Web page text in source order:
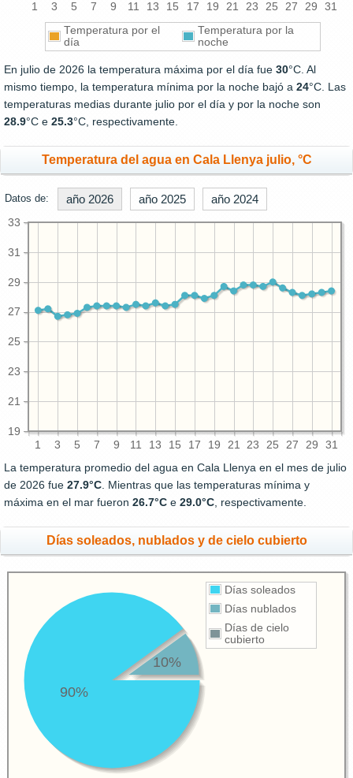
1 3 5 7 9 11 13 15 17 19 21 23 25 27 29 31
Temperatura por el
día
Temperatura por la
noche
En julio de 2026 la temperatura máxima por el día fue 30°C. Al
mismo tiempo, la temperatura mínima por la noche bajó a 24°C. Las
temperaturas medias durante julio por el día y por la noche son
28.9°C e 25.3°C, respectivamente.
Temperatura del agua en Cala Llenya julio, °C
Datos de: año 2026 año 2025 año 2024
1 3 5 7 9 11 13 15 17 19 21 23 25 27 29 31
19
21
23
25
27
29
31
33
La temperatura promedio del agua en Cala Llenya en el mes de julio
de 2026 fue 27.9°C. Mientras que las temperaturas mínima y
máxima en el mar fueron 26.7°C e 29.0°C, respectivamente.
Días soleados, nublados y de cielo cubierto
Días soleados
Días nublados
Días de cielo
cubierto
90%
10%